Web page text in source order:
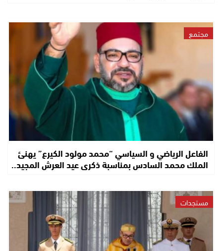
مجتمع
الفاعل الرياضي و السياسي “محمد مولود الكيرع” يهنئ
الملك محمد السادس بمناسبة ذكرى عيد العرش المجيد..
مستجدات